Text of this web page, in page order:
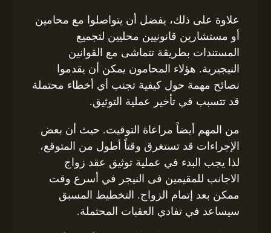
علاوة على ذلك، يفضل أن يتواصلوا مع محامين
أو مستشارين قانونيين محليين لتجميع
المستندات بطريقة تتماشى مع القوانين
النيجيرية. هؤلاء المحامون يمكن أن يقدموا
نصائح مهمة حول كيفية تجنب أي أخطاء محتملة
قد تتسبب في تأخير عملية التوثيق.
من المهم أيضاً مراعاة التوقيت. حيث أن بعض
الإجراءات قد تستغرق وقتاً أطول من المتوقع،
لذا يجب البدء في عملية توثيق عقد زواج
الاجانب للمقيمين فى النيجر في أسرع وقت
ممكن بعد إتمام الزواج. التخطيط المسبق
سيساعد في تفادي العقبات المحتملة.